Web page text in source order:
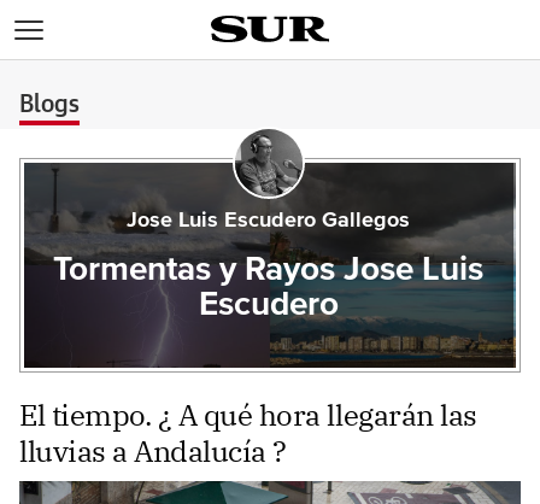
Blogs
Jose Luis Escudero Gallegos
Tormentas y Rayos Jose Luis
Escudero
El tiempo. ¿ A qué hora llegarán las
lluvias a Andalucía ?